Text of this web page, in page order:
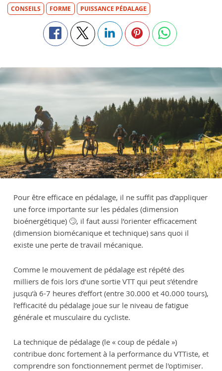
CONSEILS FORME PUISSANCE PÉDALAGE
Pour être efficace en pédalage, il ne suffit pas d’appliquer
une force importante sur les pédales (dimension
bioénergétique) 🙄, il faut aussi l’orienter efficacement
(dimension biomécanique et technique) sans quoi il
existe une perte de travail mécanique.
Comme le mouvement de pédalage est répété des
milliers de fois lors d’une sortie VTT qui peut s’étendre
jusqu’à 6-7 heures d’effort (entre 30.000 et 40.000 tours),
l’efficacité du pédalage joue sur le niveau de fatigue
générale et musculaire du cycliste.
La technique de pédalage (le « coup de pédale »)
contribue donc fortement à la performance du VTTiste, et
comprendre son fonctionnement permet de l'optimiser.